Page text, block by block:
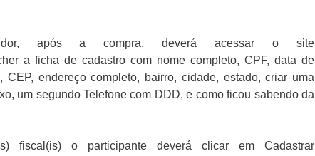
após a compra, deverá acessar o site
a ficha de cadastro com nome completo, CPF, data de
endereço completo, bairro, cidade, estado, criar uma
um segundo Telefone com DDD, e como ficou sabendo da
fiscal(is) o participante deverá clicar em Cadastrar